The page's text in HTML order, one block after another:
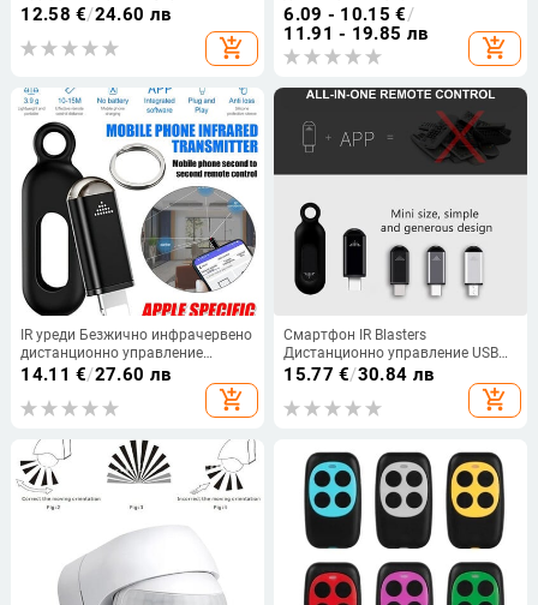
Мобилен телефон Безжичен
домакински уреди за
12.58 €/24.60 лв
add_shopping_cart
Инфрачервен предавател 3,5 mm
Безжично дистанционно
управление за телефон за
TV/DVD/STB/IOS Air
6.09 - 10.15 €/
11.91 - 19.85 лв
add_shopping_cart
IR уреди Безжично инфрачервено
дистанционно управление
Телефон APP Мини адаптер IR
предавател Blasters Управление
за TV Box Климатик
14.11 €/27.60 лв
add_shopping_cart
Смартфон IR Blasters
Дистанционно управление USB
за lightni Универсален тип C
Интелигентен инфрачервен
контролен адаптер за
15.77 €/30.84 лв
add_shopping_cart